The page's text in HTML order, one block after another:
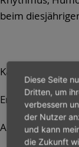
beim
Karten
Diese Seite
Dritten, um
verbessern
der Nutzer
und kann
die Zukunft